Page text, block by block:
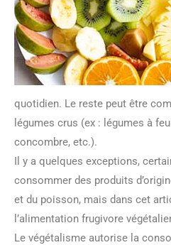
quotidien. Le reste peut être
légumes crus (ex : légumes à
concombre, etc.).
Il y a quelques exceptions,
consommer des produits
et du poisson, mais dans cet
l’alimentation frugivore
Le végétalisme autorise la